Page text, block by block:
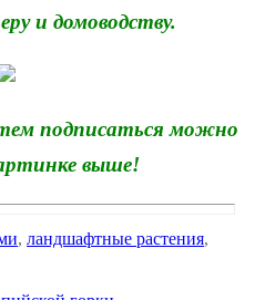
и домоводству.
подписаться можно
выше!
, ландшафтные растения,